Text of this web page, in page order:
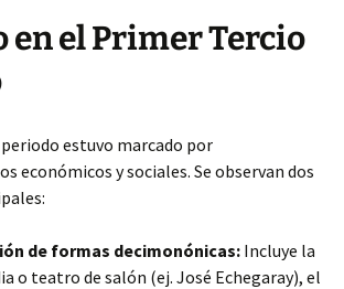
en el Primer Tercio
estuvo marcado por
económicos y sociales. Se observan dos
de formas decimonónicas: Incluye la
o teatro de salón (ej. José Echegaray), el